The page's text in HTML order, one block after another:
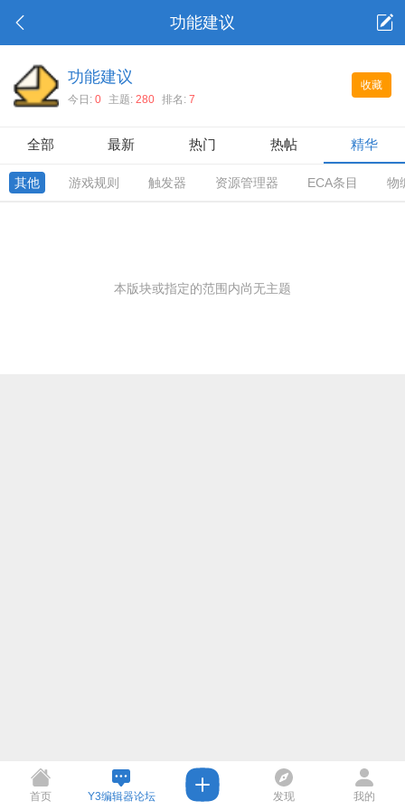
功能建议
收藏
功能建议
今日: 0 主题: 280 排名: 7
全部 最新 热门 热帖 精华
其他 游戏规则 触发器 资源管理器 ECA条目 物
本版块或指定的范围内尚无主题
首页 Y3编辑器论坛 发现 我的